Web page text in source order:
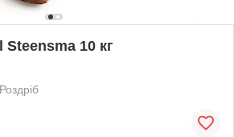
10 кг
Роздріб